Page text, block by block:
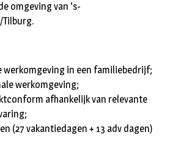
omgeving van ‘s-
Tilburg.
werkomgeving in een familiebedrijf;
werkomgeving;
afhankelijk van relevante
(27 vakantiedagen + 13 adv dagen)